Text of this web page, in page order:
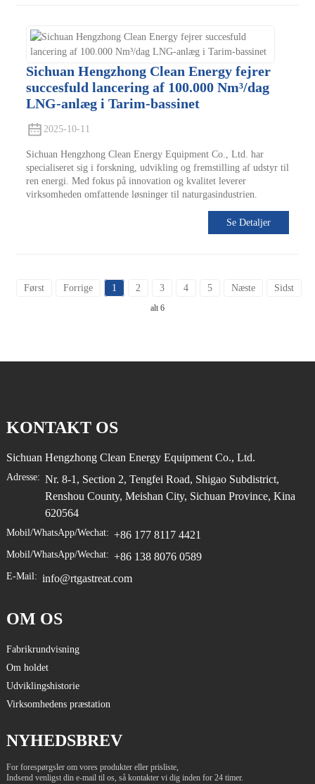
Sichuan Hengzhong Clean Energy fejrer
succesfuld lancering af 100.000 Nm³/dag
LNG-anlæg i Tarim-bassinet
2025-10-11
Sichuan Hengzhong Clean Energy Equipment Co., Ltd. har
specialiseret sig i forskning, udvikling og fremstilling af udstyr til
ren energi. Med fokus på innovation og kvalitet leverer
virksomheden omfattende løsninger til naturgasindustrien.
Se Detaljer
Først Forrige 1 2 3 4 5 Næste Sidst
alt 6
KONTAKT OS
Sichuan Hengzhong Clean Energy Equipment Co., Ltd.
Adresse: Nr. 8-1, Section 2, Tengfei Road, Shigao Subdistrict,
Renshou County, Meishan City, Sichuan Province, Kina
620564
Mobil/WhatsApp/Wechat: +86 177 8117 4421
Mobil/WhatsApp/Wechat: +86 138 8076 0589
E-Mail: info@rtgastreat.com
OM OS
Fabrikrundvisning
Om holdet
Udviklingshistorie
Virksomhedens præstation
NYHEDSBREV
For forespørgsler om vores produkter eller prisliste,
Indsend venligst din e-mail til os, så kontakter vi dig inden for 24 timer.